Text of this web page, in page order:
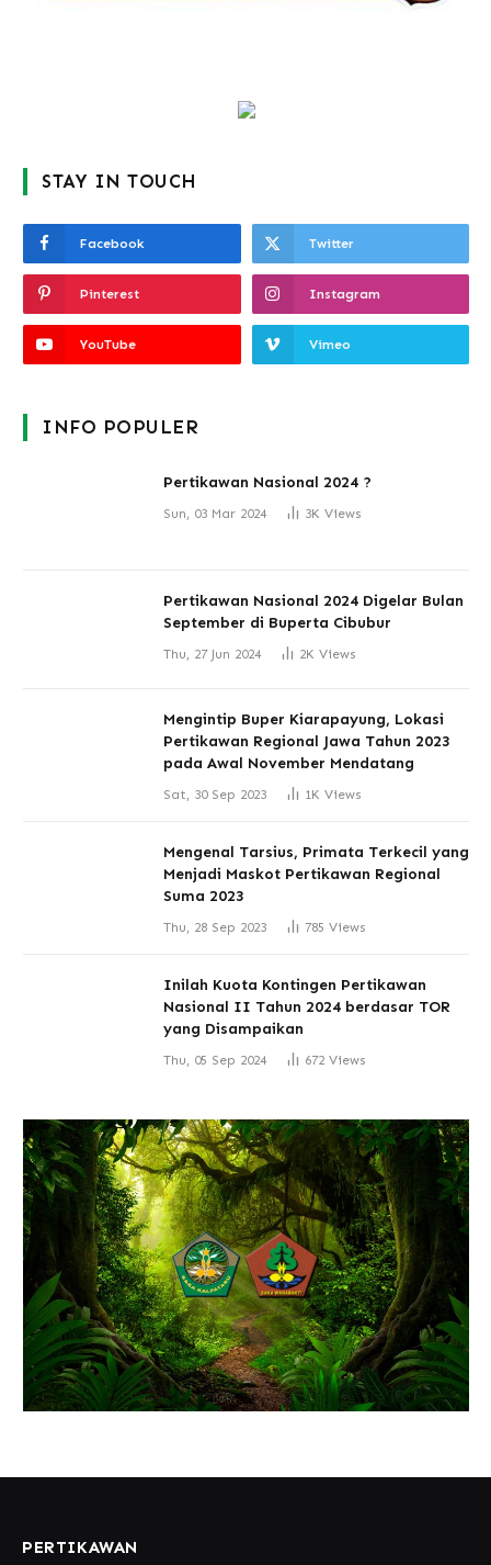
STAY IN TOUCH
Facebook Twitter
Pinterest Instagram
YouTube Vimeo
INFO POPULER
Pertikawan Nasional 2024 ?
Sun, 03 Mar 2024 3K Views
Pertikawan Nasional 2024 Digelar Bulan
September di Buperta Cibubur
Thu, 27 Jun 2024 2K Views
Mengintip Buper Kiarapayung, Lokasi
Pertikawan Regional Jawa Tahun 2023
pada Awal November Mendatang
Sat, 30 Sep 2023 1K Views
Mengenal Tarsius, Primata Terkecil yang
Menjadi Maskot Pertikawan Regional
Suma 2023
Thu, 28 Sep 2023 785 Views
Inilah Kuota Kontingen Pertikawan
Nasional II Tahun 2024 berdasar TOR
yang Disampaikan
Thu, 05 Sep 2024 672 Views
PERTIKAWAN